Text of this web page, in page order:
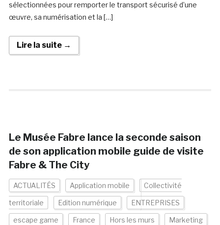
sélectionnées pour remporter le transport sécurisé d’une
œuvre, sa numérisation et la […]
Lire la suite →
Le Musée Fabre lance la seconde saison
de son application mobile guide de visite
Fabre & The City
ACTUALITÉS Application mobile Collectivité
territoriale Edition numérique ENTREPRISES
escape game France Hors les murs Marketing